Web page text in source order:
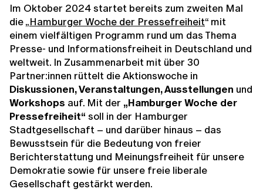
Im Oktober 2024 startet bereits zum zweiten Mal
die „Hamburger Woche der Pressefreiheit“ mit
einem vielfältigen Programm rund um das Thema
Presse- und Informationsfreiheit in Deutschland und
weltweit. In Zusammenarbeit mit über 30
Partner:innen rüttelt die Aktionswoche in
Diskussionen, Veranstaltungen, Ausstellungen und
Workshops auf. Mit der „Hamburger Woche der
Pressefreiheit“ soll in der Hamburger
Stadtgesellschaft – und darüber hinaus – das
Bewusstsein für die Bedeutung von freier
Berichterstattung und Meinungsfreiheit für unsere
Demokratie sowie für unsere freie liberale
Gesellschaft gestärkt werden.